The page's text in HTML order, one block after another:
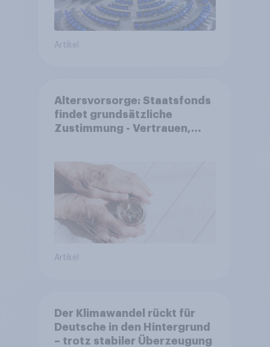
Artikel
Altersvorsorge: Staatsfonds
findet grundsätzliche
Zustimmung - Vertrauen,
Akzeptanz
Artikel
Der Klimawandel rückt für
Deutsche in den Hintergrund
– trotz stabiler Überzeugung